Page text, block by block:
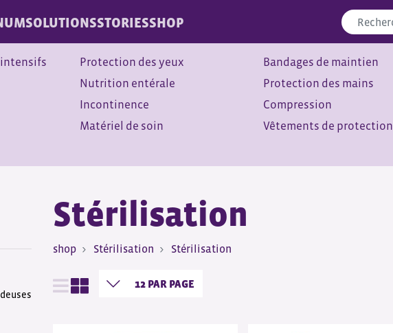
SOLUTIONSSTORIESSHOP
Protection des yeux Bandages de maintien
Nutrition entérale Protection des mains
Incontinence Compression
Matériel de soin Vêtements de protection
Stérilisation
shop Stérilisation Stérilisation